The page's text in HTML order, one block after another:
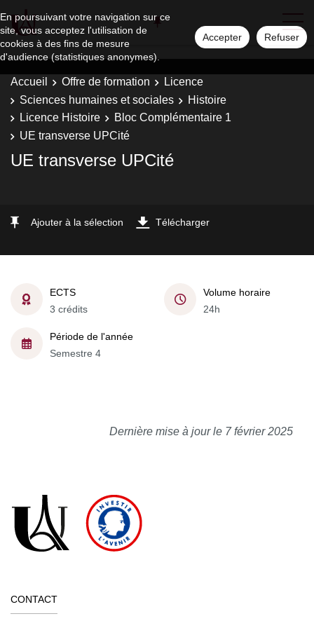
En poursuivant votre navigation sur ce
site, vous acceptez l'utilisation de
cookies à des fins de mesure
d'audience (statistiques anonymes).
Accepter Refuser
Accueil Offre de formation
Licence
Sciences humaines et sociales
Histoire
Licence Histoire
Bloc Complémentaire 1
UE transverse UPCité
UE transverse UPCité
Ajouter à la sélection Télécharger
ECTS
3 crédits
Volume horaire
24h
Période de l'année
Semestre 4
Dernière mise à jour le 7 février 2025
CONTACT